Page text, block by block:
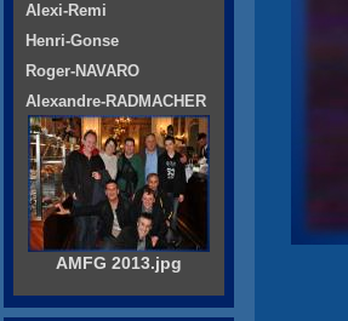
Alexi-Remi
Henri-Gonse
Roger-NAVARO
Alexandre-RADMACHER
AMFG 2013.jpg